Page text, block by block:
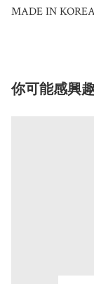
MADE IN
你可能感興